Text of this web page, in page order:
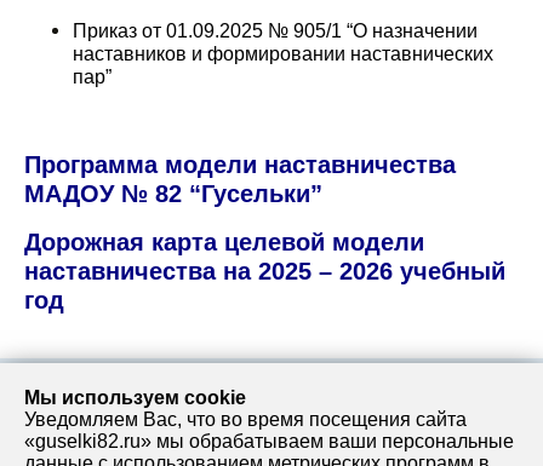
Приказ от 01.09.2025 № 905/1 “О назначении
наставников и формировании наставнических
пар”
Программа модели наставничества
МАДОУ № 82 “Гусельки”
Дорожная карта целевой модели
наставничества на 2025 – 2026 учебный
год
адрес: телефон:
Мы используем cookie
Уведомляем Вас, что во время посещения сайта
«guselki82.ru» мы обрабатываем ваши персональные